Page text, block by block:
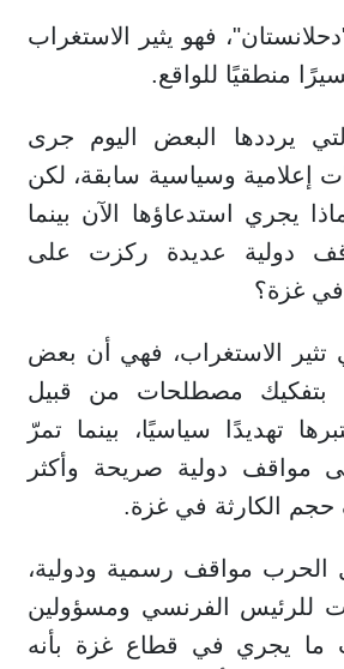
فهو يثير الاستغراب
منطقيًا للواقع.
يرددها البعض اليوم جرى
إعلامية وسياسية سابقة، لكن
يجري استدعاؤها الآن بينما
دولية عديدة ركزت على
في غزة؟
تثير الاستغراب، فهي أن بعض
بتفكيك مصطلحات من قبيل
تهديدًا سياسيًا، بينما تمرّ
مواقف دولية صريحة وأكثر
حجم الكارثة في غزة.
مواقف رسمية ودولية،
للرئيس الفرنسي ومسؤولين
ما يجري في قطاع غزة بأنه